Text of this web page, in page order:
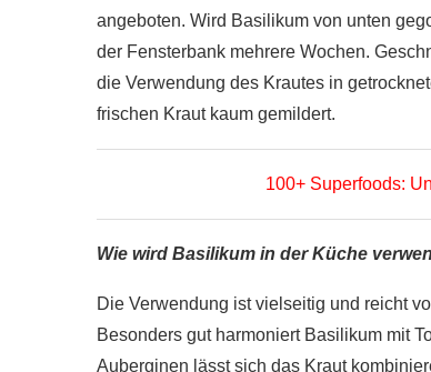
angeboten. Wird Basilikum von unten
der Fensterbank mehrere Wochen.
die Verwendung des Krautes in
frischen Kraut kaum gemildert.
100+ Superfoods:
Wie wird Basilikum in der Küche
Die Verwendung ist vielseitig und reicht
Besonders gut harmoniert Basilikum mit
Auberginen lässt sich das Kraut
gesünder als
Wie gesund